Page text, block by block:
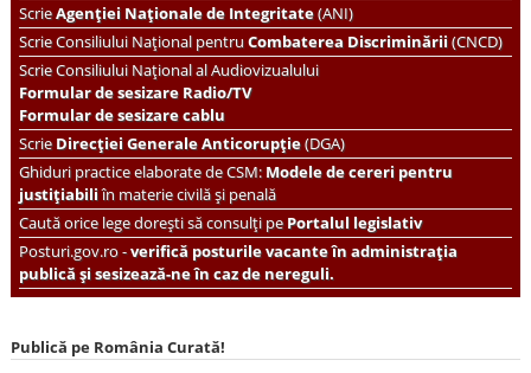
ScrieAgenției Naționale de Integritate(ANI)
ScrieConsiliului Național pentruCombaterea Discriminării(CNCD)
Scrie Consiliului Național al Audiovizualului
Formular de sesizare Radio/TV
Formular de sesizare cablu
ScrieDirecției Generale Anticorupție(DGA)
Ghiduri practice elaborate de CSM: Modele de cereri pentru
justițiabiliîn materie civilă și penală
Caută orice lege dorești să consulți pePortalul legislativ
Posturi.gov.ro -verifică posturile vacante în administrația
publică și sesizează-ne în caz de nereguli.
Publică pe România Curată!